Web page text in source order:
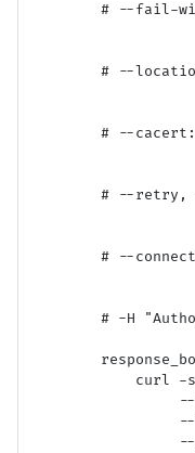
# --fail-
# --
# --cacert:
# --retry,
# --
# -H
curl -